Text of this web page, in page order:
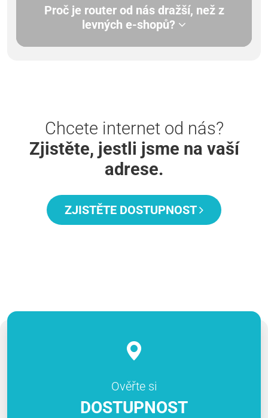
Proč je router od nás dražší, než z
levných e-shopů?
Chcete internet od nás?
Zjistěte, jestli jsme na vaší
adrese.
ZJISTĚTE DOSTUPNOST
Ověřte si
DOSTUPNOST